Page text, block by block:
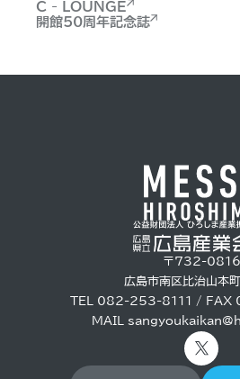
C - LOUNGE
開館50周年記念誌
〒732-0816
広島市南区比治山本
TEL 082-253-8111 /
MAIL